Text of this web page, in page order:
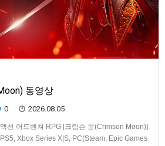
동영상
0 2026.08.05
션 어드벤쳐 RPG [크림슨 문(Crimson Moon)]
Xbox Series X|S, PC(Steam, Epic Games